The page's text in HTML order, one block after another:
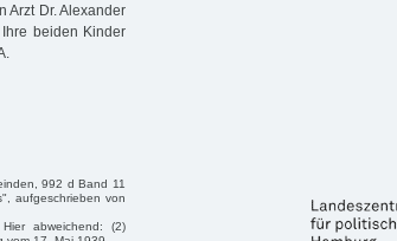
Arzt Dr. Alexander
beiden Kinder
992 d Band 11
aufgeschrieben von
abweichend: (2)